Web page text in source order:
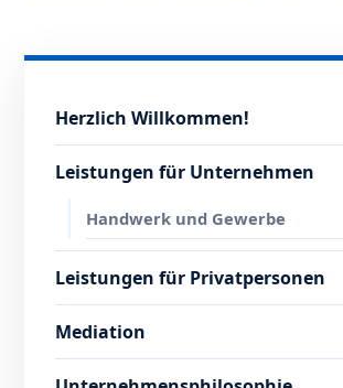
Herzlich Willkommen!
Leistungen für Unternehmen
Handwerk und Gewerbe
Leistungen für Privatpersonen
Mediation